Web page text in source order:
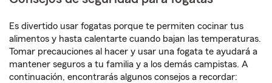
Es divertido usar fogatas porque te permiten cocinar tus
alimentos y hasta calentarte cuando bajan las temperaturas.
Tomar precauciones al hacer y usar una fogata te ayudará a
mantener seguros a tu familia y a los demás campistas. A
continuación, encontrarás algunos consejos a recordar: